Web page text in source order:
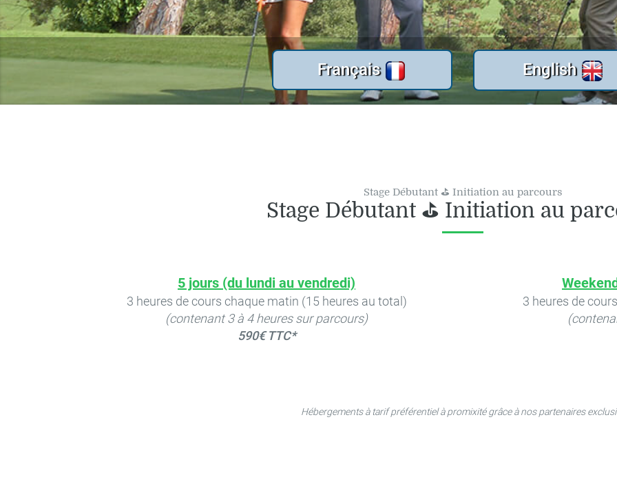
Français English
Stage Débutant ⛳ Initiation au parcours
Stage Débutant ⛳ Initiation au
5 jours (du lundi au vendredi)
3 heures de cours chaque matin (15 heures au total)
(contenant 3 à 4 heures sur parcours)
590€ TTC*
3 heures de
Hébergements à tarif préférentiel à promixité grâce à nos partenaires